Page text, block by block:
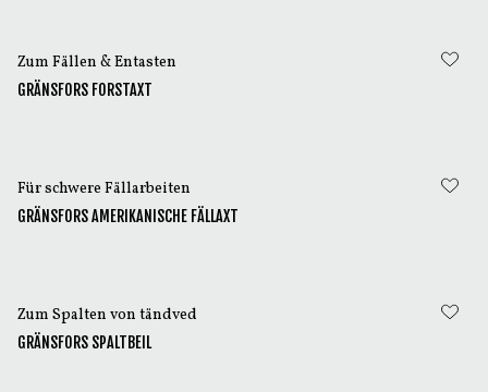
Zum Fällen & Entasten
GRÄNSFORS FORSTAXT
Für schwere Fällarbeiten
GRÄNSFORS AMERIKANISCHE FÄLLAXT
Zum Spalten von tändved
GRÄNSFORS SPALTBEIL